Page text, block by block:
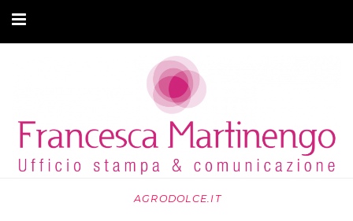
ARTICOLI
MODA ADATTIVA
AGRODOLCE.IT